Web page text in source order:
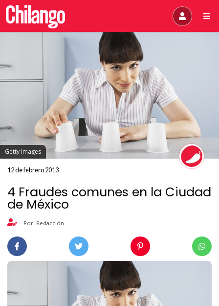
Getty Images
12 de febrero 2013
4 Fraudes comunes en la Ciudad
de México
Por: Redacción